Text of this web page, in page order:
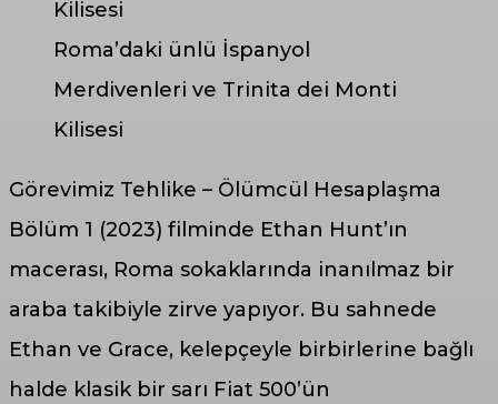
Roma’daki ünlü İspanyol
Merdivenleri ve Trinita dei Monti
Kilisesi
Görevimiz Tehlike – Ölümcül Hesaplaşma
Bölüm 1 (2023) filminde Ethan Hunt’ın
macerası, Roma sokaklarında inanılmaz bir
araba takibiyle zirve yapıyor. Bu sahnede
Ethan ve Grace, kelepçeyle birbirlerine bağlı
halde klasik bir sarı Fiat 500’ün